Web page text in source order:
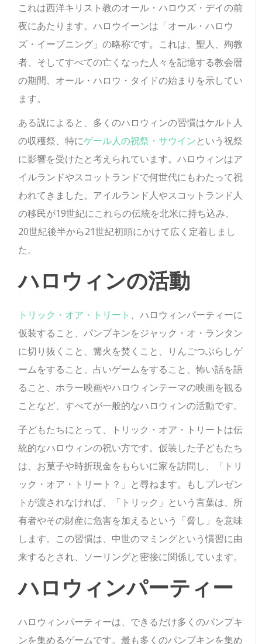
これは西洋キリスト教のオール・ハロウズ・デイの前
夜にあたります。ハロウイーンは「オール・ハロウ
ズ・イーブニング」の略称です。これは、聖人、殉教
者、そしてすべての亡くなった人々を記憶する教会暦
の期間、オール・ハロウ・タイドの始まりを示してい
ます。
ある説によると、多くのハロウィンの習慣はケルト人
の収穫祭、特にゲール人の祝祭・サウインという祝祭
に影響を受けたと考えられています。ハロウィンはア
イルランドやスコットランドで何世代にもわたって祝
われてきました。アイルランド人やスコットランド人
の移民が19世紀にこれらの伝統を北米に持ち込み、
20世紀後半から21世紀初頭にかけて広く定着しまし
た。
ハロウィンの活動
トリック・オア・トリート 、ハロウィンパーティーに
仮装すること、パンプキンをジャック・オ・ランタン
に切り抜くこと、篝火を焚くこと、りんごつぶらしゲ
ームをすること、占いゲームをすること、怖い話を語
ること、ホラー映画やハロウィンテーマの映画を観る
ことなど、すべてが一般的なハロウィンの活動です。
子どもたちにとって、トリック・オア・トリートは伝
統的なハロウィンの祝い方です。仮装した子どもたち
は、お菓子や時折現金をもらいに家を訪問し、「トリ
ック・オア・トリート？」と尋ねます。もしプレゼン
トが渡されなければ、「トリック」という言葉は、所
有者やその財産に危害を加えるという「脅し」を意味
します。この習慣は、中世のマミングという慣習に由
来するとされ、ソーリングと密接に関係しています。
ハロウィンパーティー
ハロウィンパーティーは、できるだけ多くのパンプキ
ンを集めるゲームです。最も多くのパンプキンを集め